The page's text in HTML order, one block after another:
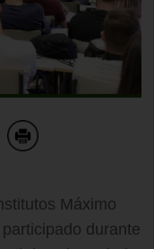
Máximo
durante